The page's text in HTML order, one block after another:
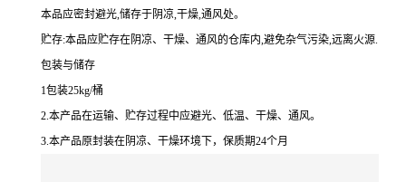
本品应密封避光,储存于阴凉,干燥,通风处。
贮存:本品应贮存在阴凉、干燥、通风的仓库内,避免杂气污染,远离火源.
包装与储存
1包装25kg/桶
2.本产品在运输、贮存过程中应避光、低温、干燥、通风。
3.本产品原封装在阴凉、干燥环境下，保质期24个月